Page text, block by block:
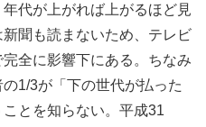
代が上がれば上がるほど見
聞も読まないため、テレビ
全に影響下にある。ちなみ
1/3が「下の世代が払った
とを知らない。平成31